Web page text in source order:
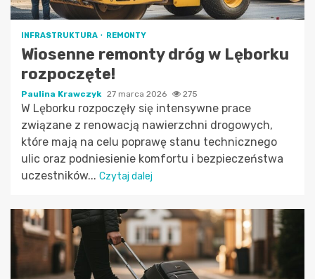
INFRASTRUKTURA REMONTY
Wiosenne remonty dróg w Lęborku
rozpoczęte!
Paulina Krawczyk 27 marca 2026 275
W Lęborku rozpoczęły się intensywne prace
związane z renowacją nawierzchni drogowych,
które mają na celu poprawę stanu technicznego
ulic oraz podniesienie komfortu i bezpieczeństwa
uczestników... Czytaj dalej